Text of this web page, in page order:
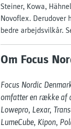
Steiner, Kowa,
Novoflex. Derudover
bedre arbejdsvilkår.
Om Focus
Focus Nordic
omfatter en række af
Lowepro, Lexar,
LumeCube, Kipon,